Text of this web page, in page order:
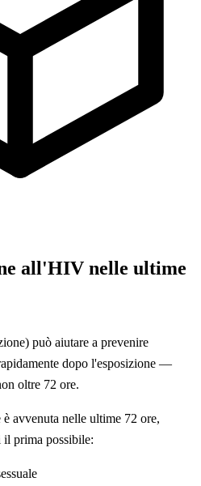
all'HIV nelle ultime
può aiutare a prevenire
dopo l'esposizione —
oltre 72 ore.
è avvenuta nelle ultime 72 ore,
il prima possibile: